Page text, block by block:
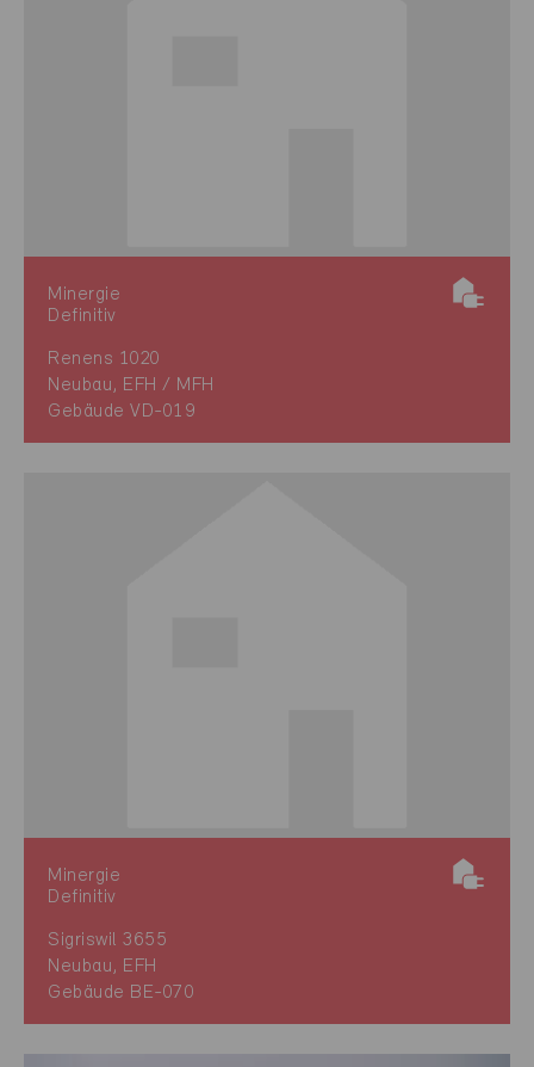
Minergie
Definitiv
Renens 1020
Neubau, EFH / MFH
Gebäude VD-019
Minergie
Definitiv
Sigriswil 3655
Neubau, EFH
Gebäude BE-070